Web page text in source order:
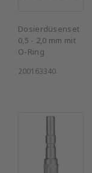
Dosierdüsenset
0,5 - 2,0 mm mit
O-Ring
200163340